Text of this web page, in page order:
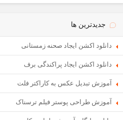
جدیدترین ها
دانلود اکشن ایجاد صحنه زمستانی
دانلود اکشن ایجاد پراکندگی برف
آموزش تبدیل عکس به کاراکتر فلت
آموزش طراحی پوستر فیلم ترسناک